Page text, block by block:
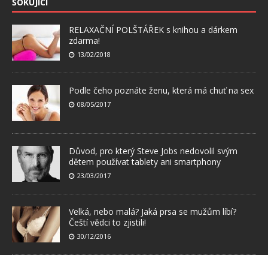
RELAXAČNÍ POLŠTÁŘEK s knihou a dárkem
zdarma!
13/02/2018
Podle čeho poznáte ženu, která má chuť na sex
08/05/2017
Důvod, pro který Steve Jobs nedovolil svým
dětem používat tablety ani smartphony
23/03/2017
Velká, nebo malá? Jaká prsa se mužům líbí?
Čeští vědci to zjistili!
30/12/2016